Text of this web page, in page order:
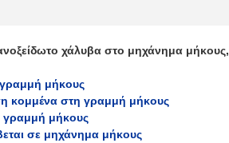
χάλυβα στο μηχάνημα
μήκους
κομμένα στη γραμμή μήκους
γραμμή μήκους
σε μηχάνημα μήκους